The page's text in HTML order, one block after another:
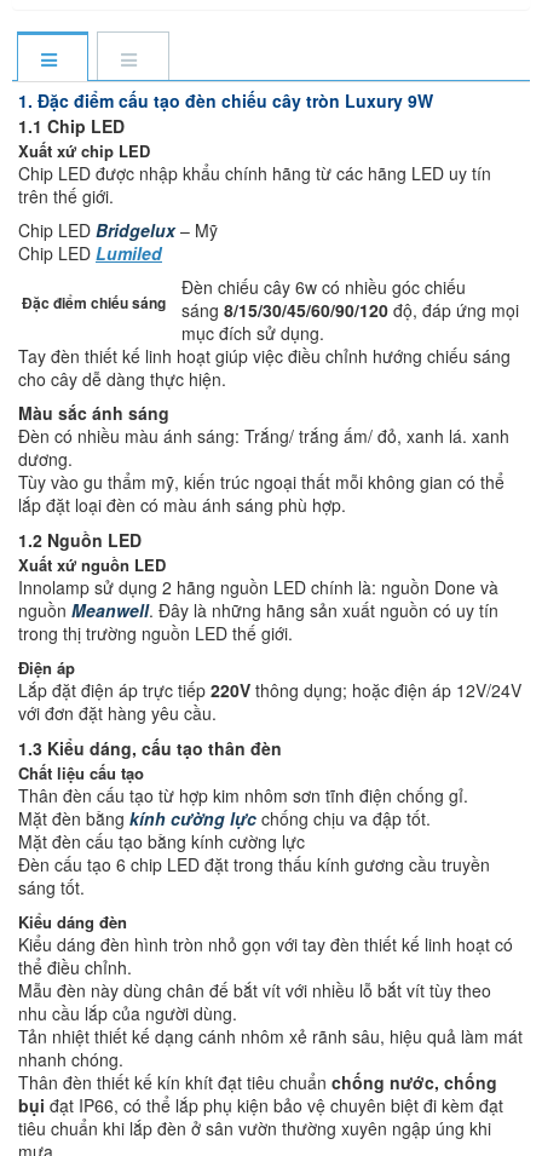
1. Đặc điểm cấu tạo đèn chiếu cây tròn Luxury 9W
1.1 Chip LED
Xuất xứ chip LED
Chip LED được nhập khẩu chính hãng từ các hãng LED uy tín
trên thế giới.
Chip LED Bridgelux– Mỹ
Chip LED Lumiled
Đặc điểm chiếu sáng
Đèn chiếu cây 6w có nhiều góc chiếu
sáng 8/15/30/45/60/90/120 độ, đáp ứng mọi
mục đích sử dụng.
Tay đèn thiết kế linh hoạt giúp việc điều chỉnh hướng chiếu sáng
cho cây dễ dàng thực hiện.
Màu sắc ánh sáng
Đèn có nhiều màu ánh sáng: Trắng/ trắng ấm/ đỏ, xanh lá. xanh
dương.
Tùy vào gu thẩm mỹ, kiến trúc ngoại thất mỗi không gian có thể
lắp đặt loại đèn có màu ánh sáng phù hợp.
1.2 Nguồn LED
Xuất xứ nguồn LED
Innolamp sử dụng 2 hãng nguồn LED chính là: nguồn Done và
nguồn Meanwell. Đây là những hãng sản xuất nguồn có uy tín
trong thị trường nguồn LED thế giới.
Điện áp
Lắp đặt điện áp trực tiếp 220V thông dụng; hoặc điện áp 12V/24V
với đơn đặt hàng yêu cầu.
1.3 Kiểu dáng, cấu tạo thân đèn
Chất liệu cấu tạo
Thân đèn cấu tạo từ hợp kim nhôm sơn tĩnh điện chống gỉ.
Mặt đèn bằng kính cường lực chống chịu va đập tốt.
Mặt đèn cấu tạo bằng kính cường lực
Đèn cấu tạo 6 chip LED đặt trong thấu kính gương cầu truyền
sáng tốt.
Kiểu dáng đèn
Kiểu dáng đèn hình tròn nhỏ gọn với tay đèn thiết kế linh hoạt có
thể điều chỉnh.
Mẫu đèn này dùng chân đế bắt vít với nhiều lỗ bắt vít tùy theo
nhu cầu lắp của người dùng.
Tản nhiệt thiết kế dạng cánh nhôm xẻ rãnh sâu, hiệu quả làm mát
nhanh chóng.
Thân đèn thiết kế kín khít đạt tiêu chuẩn chống nước, chống
bụi đạt IP66, có thể lắp phụ kiện bảo vệ chuyên biệt đi kèm đạt
tiêu chuẩn khi lắp đèn ở sân vườn thường xuyên ngập úng khi
mưa.